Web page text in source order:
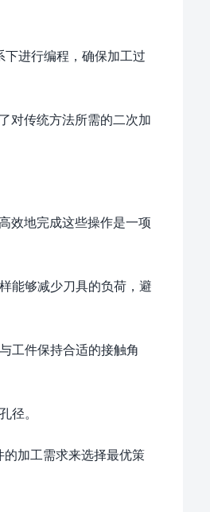
进行编程，确保加工过
对传统方法所需的二次加
效地完成这些操作是一项
能够减少刀具的负荷，避
工件保持合适的接触角
径。
加工需求来选择最优策